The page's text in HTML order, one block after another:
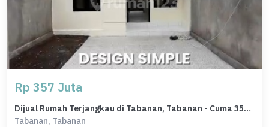
Rp 357 Juta
Dijual Rumah Terjangkau di Tabanan, Tabanan - Cuma 357 Juta
Tabanan, Tabanan